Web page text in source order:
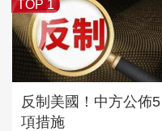
TOP 1
反制美國！中方公佈5
項措施